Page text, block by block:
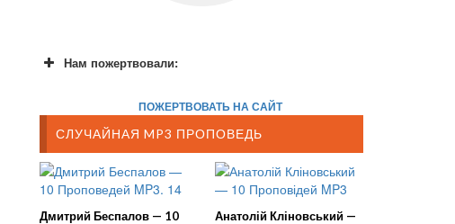
Нам пожертвовали:
ПОЖЕРТВОВАТЬ НА САЙТ
СЛУЧАЙНАЯ MP3 ПРОПОВЕДЬ
Дмитрий Беспалов — 10
Анатолій Кліновський —